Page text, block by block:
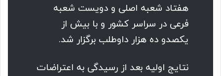
هفتاد شعبه اصلی و دویست شعبه
فرعی در سراسر کشور و با بیش از
یکصدو ده هزار داوطلب برگزار شد.
نتایج اولیه بعد از رسیدگی به اعتراضات